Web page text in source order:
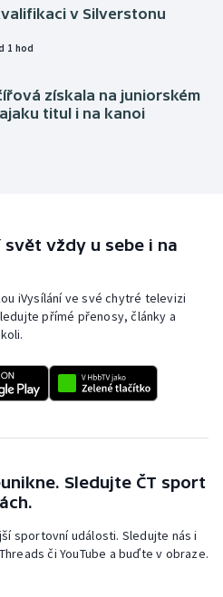
v Silverstonu
1 hod
získala na juniorském
titul i na kanoi
vždy u sebe i na
iVysílání ve své chytré televizi
přímé přenosy, články a
Sledujte ČT sport
sportovní události. Sledujte nás i
či YouTube a buďte v obraze.